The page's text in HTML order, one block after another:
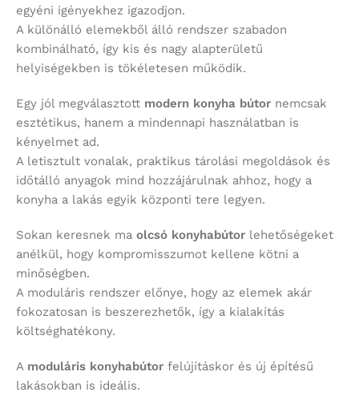
egyéni igényekhez igazodjon.
A különálló elemekből álló rendszer szabadon
kombinálható, így kis és nagy alapterületű
helyiségekben is tökéletesen működik.
Egy jól megválasztott modern konyha bútor nemcsak
esztétikus, hanem a mindennapi használatban is
kényelmet ad.
A letisztult vonalak, praktikus tárolási megoldások és
időtálló anyagok mind hozzájárulnak ahhoz, hogy a
konyha a lakás egyik központi tere legyen.
Sokan keresnek ma olcsó konyhabútor lehetőségeket
anélkül, hogy kompromisszumot kellene kötni a
minőségben.
A moduláris rendszer előnye, hogy az elemek akár
fokozatosan is beszerezhetők, így a kialakítás
költséghatékony.
A moduláris konyhabútor felújításkor és új építésű
lakásokban is ideális.